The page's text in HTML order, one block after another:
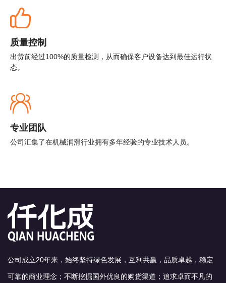
质量控制
出货前经过100%的质量检测，从而确保客户设备达到最佳运行状
态。
专业团队
公司汇集了在机械润滑行业拥有多年经验的专业技术人员。
公司成立20年来，始终坚持绿色发展，互利共赢，品质卓越，稳定
可靠的商业理念；不断挖掘国外优良的购货渠道；追求卓而不凡的